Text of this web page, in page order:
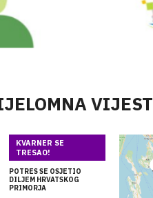
VIJEST
KVARNER SE
TRESAO!
POTRES SE OSJETIO
DILJEM HRVATSKOG
PRIMORJA